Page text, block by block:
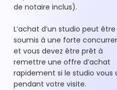
de notaire inclus).
L’achat d’un studio peut être
soumis à une forte
et vous devez être prêt à
remettre une offre d’achat
rapidement si le studio vous
pendant votre visite.